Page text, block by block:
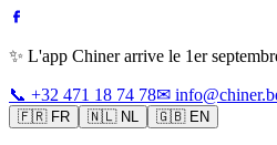
✨ L'app Chiner arrive le 1er
📞 +32 471 18 74 78✉
🇫🇷 FR 🇳🇱 NL 🇬🇧 EN